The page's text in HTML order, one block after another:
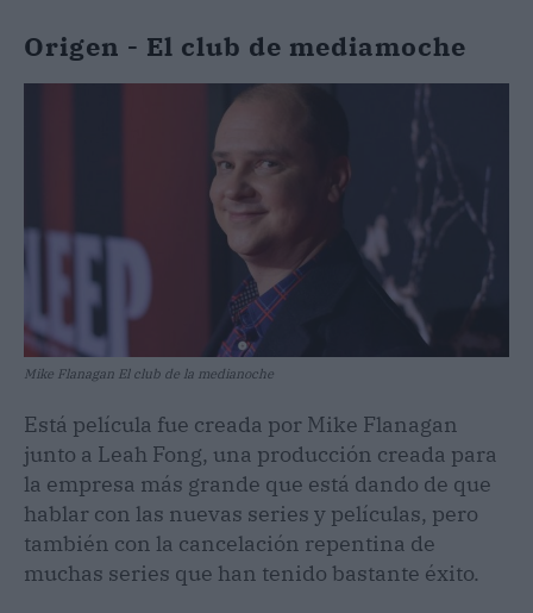
Origen - El club de mediamoche
Mike Flanagan El club de la medianoche
Está película fue creada por Mike Flanagan
junto a Leah Fong, una producción creada para
la empresa más grande que está dando de que
hablar con las nuevas series y películas, pero
también con la cancelación repentina de
muchas series que han tenido bastante éxito.